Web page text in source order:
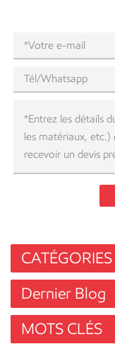
Dernier Blog
MOTS CLÉS